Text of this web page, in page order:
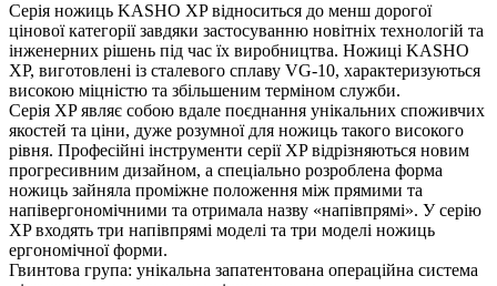
Серія ножиць KASHO XP відноситься до менш дорогої
цінової категорії завдяки застосуванню новітніх технологій та
інженерних рішень під час їх виробництва. Ножиці KASHO
XP, виготовлені із сталевого сплаву VG-10, характеризуються
високою міцністю та збільшеним терміном служби.
Серія XP являє собою вдале поєднання унікальних споживчих
якостей та ціни, дуже розумної для ножиць такого високого
рівня. Професійні інструменти серії XP відрізняються новим
прогресивним дизайном, а спеціально розроблена форма
ножиць зайняла проміжне положення між прямими та
напівергономічними та отримала назву «напівпрямі». У серію
XP входять три напівпрямі моделі та три моделі ножиць
ергономічної форми.
Гвинтова група: унікальна запатентована операційна система